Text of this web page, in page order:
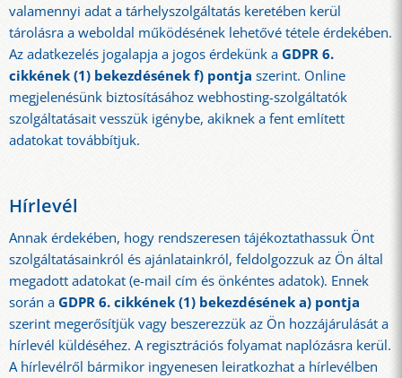
valamennyi adat a tárhelyszolgáltatás keretében kerül
tárolásra a weboldal működésének lehetővé tétele érdekében.
Az adatkezelés jogalapja a jogos érdekünk aGDPR 6.
cikkének (1) bekezdésének f) pontja szerint. Online
megjelenésünk biztosításához webhosting-szolgáltatók
szolgáltatásait vesszük igénybe, akiknek a fent említett
adatokat továbbítjuk.
Hírlevél
Annak érdekében, hogy rendszeresen tájékoztathassuk Önt
szolgáltatásainkról és ajánlatainkról, feldolgozzuk az Ön által
megadott adatokat (e-mail cím és önkéntes adatok). Ennek
során aGDPR 6. cikkének (1) bekezdésének a) pontja
szerint megerősítjük vagy beszerezzük az Ön hozzájárulását a
hírlevél küldéséhez. A regisztrációs folyamat naplózásra kerül.
A hírlevélről bármikor ingyenesen leiratkozhat a hírlevélben